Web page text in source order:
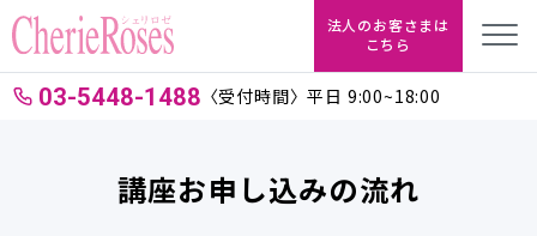
法人のお客さまは
こちら
03-5448-1488 〈受付時間〉平日 9:00~18:00
講座お申し込みの流れ